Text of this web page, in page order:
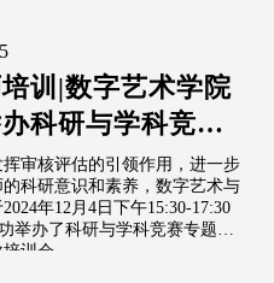
训|数字艺术学院
科研与学科竞赛
审核评估的引领作用，进一步
科研意识和素养，数字艺术与
年12月4日下午15:30-17:30
举办了科研与学科竞赛专题培
训会...